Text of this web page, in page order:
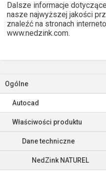
Dalsze informacje
nasze najwyższej jakości
znaleźć na stronach
www.nedzink.com.
Ogólne
Autocad
Właściwości produktu
Dane techniczne
NedZink NATUREL